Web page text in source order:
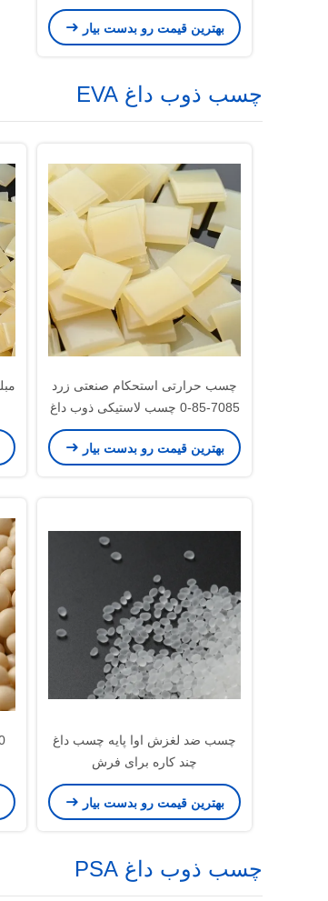
الکترونیکی
بهترین قیمت رو بدست بیار
چسب ذوب داغ EVA
چسب حرارتی استحکام صنعتی زرد
7085-85-0 چسب لاستیکی ذوب داغ
بهترین قیمت رو بدست بیار
چسب ضد لغزش اوا پایه چسب داغ
چند کاره برای فرش
بهترین قیمت رو بدست بیار
چسب ذوب داغ PSA